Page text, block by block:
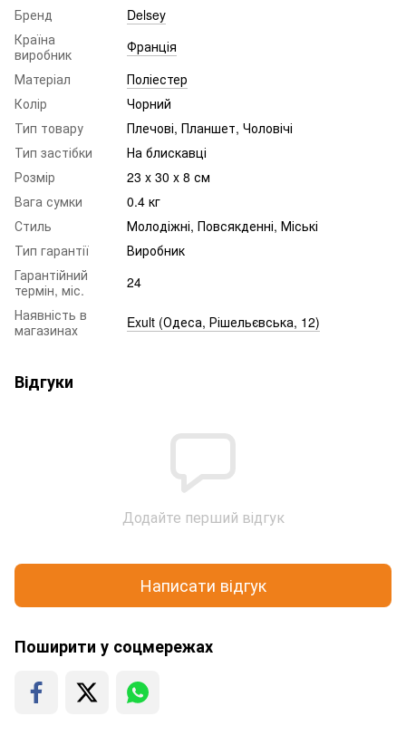
Бренд
Delsey
Країна
виробник
Франція
Матеріал
Поліестер
Колір
Чорний
Тип товару
Плечові, Планшет, Чоловічі
Тип застібки
На блискавці
Розмір
23 x 30 x 8 см
Вага сумки
0.4 кг
Стиль
Молодіжні, Повсякденні, Міські
Тип гарантії
Виробник
Гарантійний
термін, міс.
24
Наявність в
магазинах
Exult (Одеса, Рішельєвська, 12)
Відгуки
Додайте перший відгук
Написати відгук
Поширити у соцмережах